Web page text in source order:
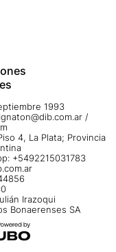
1993
/
4, La Plata; Provincia
+5492215031783
Irazoqui
Bonaerenses SA